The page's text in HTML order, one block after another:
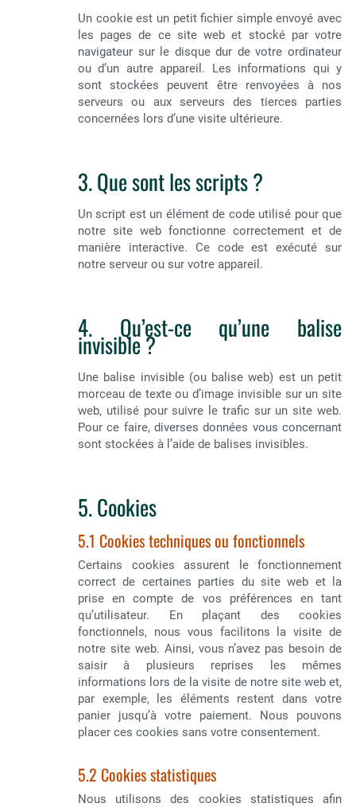
Un cookie est un petit fichier simple envoyé avec
les pages de ce site web et stocké par votre
navigateur sur le disque dur de votre ordinateur
ou d’un autre appareil. Les informations qui y
sont stockées peuvent être renvoyées à nos
serveurs ou aux serveurs des tierces parties
concernées lors d’une visite ultérieure.
3. Que sont les scripts ?
Un script est un élément de code utilisé pour que
notre site web fonctionne correctement et de
manière interactive. Ce code est exécuté sur
notre serveur ou sur votre appareil.
4. Qu’est-ce qu’une balise
invisible ?
Une balise invisible (ou balise web) est un petit
morceau de texte ou d’image invisible sur un site
web, utilisé pour suivre le trafic sur un site web.
Pour ce faire, diverses données vous concernant
sont stockées à l’aide de balises invisibles.
5. Cookies
5.1 Cookies techniques ou fonctionnels
Certains cookies assurent le fonctionnement
correct de certaines parties du site web et la
prise en compte de vos préférences en tant
qu’utilisateur. En plaçant des cookies
fonctionnels, nous vous facilitons la visite de
notre site web. Ainsi, vous n’avez pas besoin de
saisir à plusieurs reprises les mêmes
informations lors de la visite de notre site web et,
par exemple, les éléments restent dans votre
panier jusqu’à votre paiement. Nous pouvons
placer ces cookies sans votre consentement.
5.2 Cookies statistiques
Nous utilisons des cookies statistiques afin